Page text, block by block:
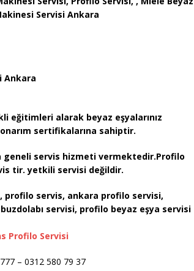
Servisi Ankara
Ankara
eğitimleri alarak beyaz eşyalarınız
sertifikalarına sahiptir.
servis hizmeti vermektedir.Profilo
tir. yetkili servisi değildir.
servis, ankara profilo servisi,
servisi, profilo beyaz eşya servisi
Profilo Servisi
– 0312 580 79 37